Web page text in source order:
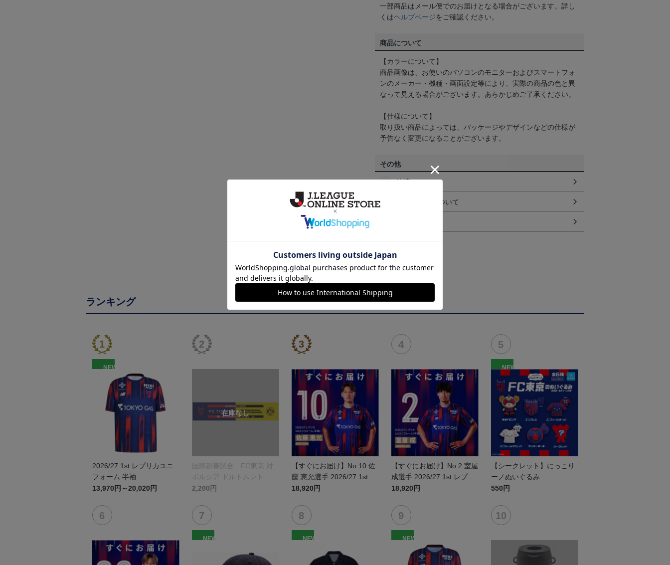
一部商品はメール便でのお届けとなる場合がございます。詳し
くはヘルプページをご確認ください。
商品について
【カラーについて】
商品画像は、お使いのパソコンのモニターおよびスマートフォ
ンのメーカー・機種・画面設定等により、実際の商品の色と異
なって見える場合がございます。あらかじめご了承ください。
【仕様について】
取り扱い商品によっては、パッケージやデザインなどの仕様が
予告なく変更になることがございます。
その他
決済について
ギフト対応について
ランキング
NEW
2026/27 1st レプリカユニ
フォーム 半袖
13,970円～20,020円
国際親善試合 FC東京 対
ボルシア ドルトムント プ
リントタオルマフラー
2,200円
【すぐにお届け】No.10 佐
藤 恵允選手 2026/27 1st レ
プリカユニフォーム 半袖
18,920円
【すぐにお届け】No.2 室屋
成選手 2026/27 1st レプリ
カユニフォーム 半袖
18,920円
NEW
【シークレット】にっこり
ーノぬいぐるみ
550円
NEW NEW NEW